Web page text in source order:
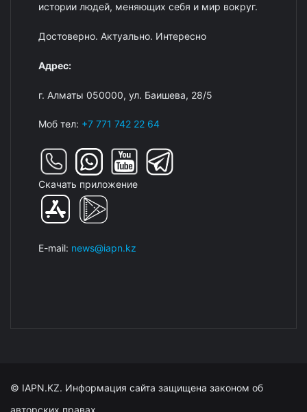
истории людей, меняющих себя и мир вокруг.
Достоверно. Актуально. Интересно
Адрес:
г. Алматы 050000, ул. Баишева, 28/5
Моб тел: +7 771 742 22 64
Скачать приложение
E-mail: news@iapn.kz
© IAPN.KZ. Информация сайта защищена законом об
авторских правах.